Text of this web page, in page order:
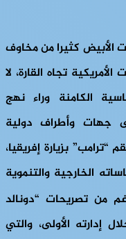
الأبيض كثيرا من مخاوف
تجاه القارة، لا
الكامنة وراء نهج
جهات وأطراف دولية
“ترامب” بزيارة إفريقيا،
الخارجية والتنموية
من تصريحات “دونالد
إدارته الأولى، والتي